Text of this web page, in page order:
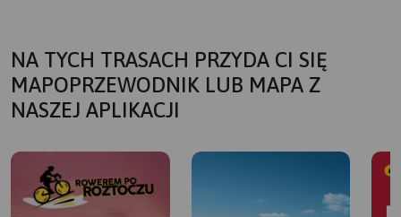
NA TYCH TRASACH PRZYDA CI SIĘ
MAPOPRZEWODNIK LUB MAPA Z
NASZEJ APLIKACJI